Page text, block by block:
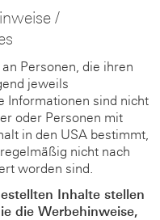
/
Personen, die ihren
jeweils
Informationen sind nicht
oder Personen mit
in den USA bestimmt,
nicht nach
worden sind.
Inhalte stellen
die Werbehinweise,